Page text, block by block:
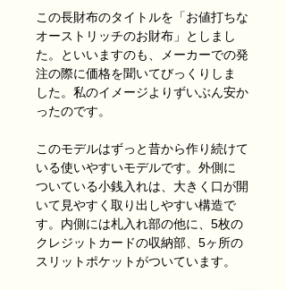
この長財布のタイトルを「お値打ちな
オーストリッチのお財布」と しまし
た。
といいますのも、
メーカーでの発
注の際に価格を聞いてびっくりしま
した。 私のイメージよりずいぶん安か
ったのです。
このモデルはずっと昔から作り続けて
いる使いやすいモデルです。 外側に
ついている小銭入れは、大きく口が開
いて見やすく取り出しやすい構造で
す。 内側には札入れ部の他に、5枚の
クレジットカードの収納部、 5ヶ所の
スリットポケットがついています。